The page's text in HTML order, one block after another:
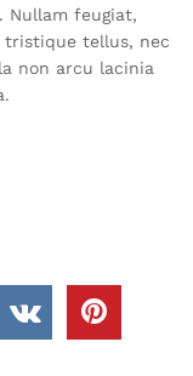
Nullam feugiat,
tellus, nec
non arcu lacinia